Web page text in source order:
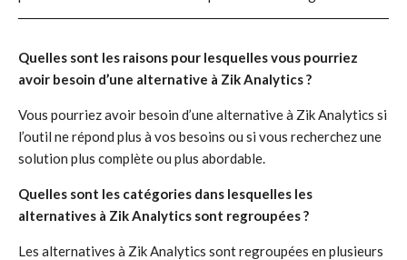
Quelles sont les raisons pour lesquelles vous pourriez
avoir besoin d’une alternative à Zik Analytics ?
Vous pourriez avoir besoin d’une alternative à Zik Analytics si
l’outil ne répond plus à vos besoins ou si vous recherchez une
solution plus complète ou plus abordable.
Quelles sont les catégories dans lesquelles les
alternatives à Zik Analytics sont regroupées ?
Les alternatives à Zik Analytics sont regroupées en plusieurs